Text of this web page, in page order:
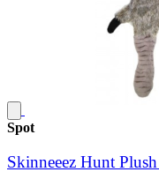
Spot
Skinneeez Hunt